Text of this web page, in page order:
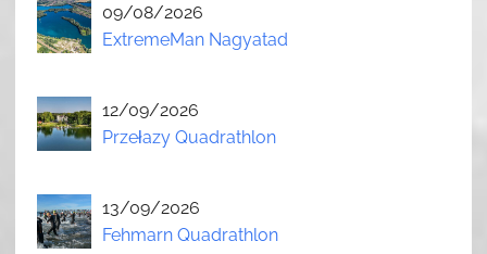
09/08/2026
ExtremeMan Nagyatad
12/09/2026
Przełazy Quadrathlon
13/09/2026
Fehmarn Quadrathlon